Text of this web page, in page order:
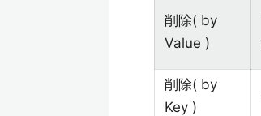
削除( by
Value )
削除( by
Key )